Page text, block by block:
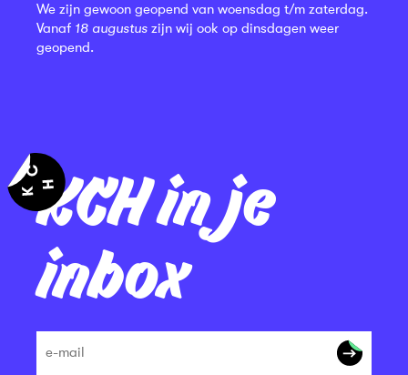
KCH in je
inbox
We zijn gewoon geopend van woensdag t/m zaterdag.
Vanaf 18 augustus zijn wij ook op dinsdagen weer
geopend.